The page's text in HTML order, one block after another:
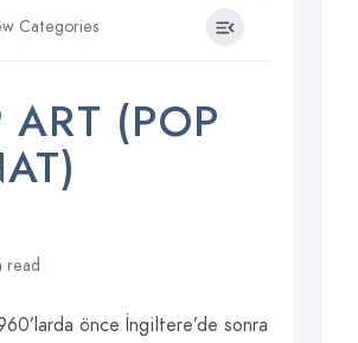
Categories
ART (POP
read
önce İngiltere’de sonra